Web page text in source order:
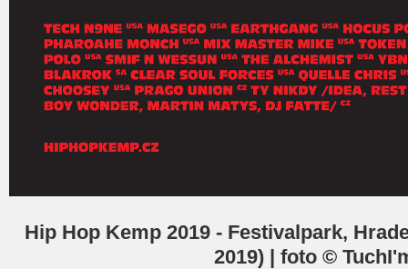
Hip Hop Kemp 2019 - Festivalpark,
2019) | foto ©